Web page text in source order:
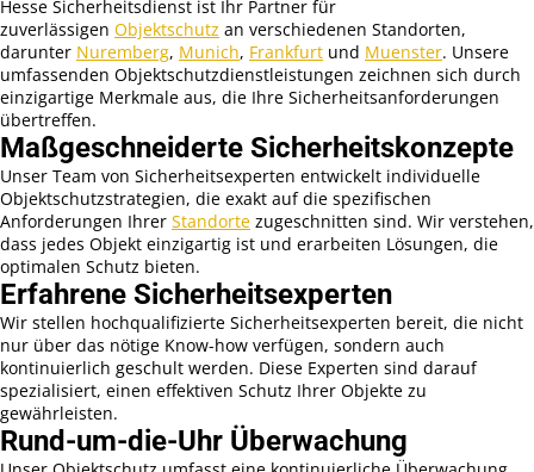
Hesse Sicherheitsdienst ist Ihr Partner für
zuverlässigen Objektschutz an verschiedenen Standorten,
darunter Nuremberg, Munich, Frankfurt und Muenster. Unsere
umfassenden Objektschutzdienstleistungen zeichnen sich durch
einzigartige Merkmale aus, die Ihre Sicherheitsanforderungen
übertreffen.
Maßgeschneiderte Sicherheitskonzepte
Unser Team von Sicherheitsexperten entwickelt individuelle
Objektschutzstrategien, die exakt auf die spezifischen
Anforderungen Ihrer Standorte zugeschnitten sind. Wir verstehen,
dass jedes Objekt einzigartig ist und erarbeiten Lösungen, die
optimalen Schutz bieten.
Erfahrene Sicherheitsexperten
Wir stellen hochqualifizierte Sicherheitsexperten bereit, die nicht
nur über das nötige Know-how verfügen, sondern auch
kontinuierlich geschult werden. Diese Experten sind darauf
spezialisiert, einen effektiven Schutz Ihrer Objekte zu
gewährleisten.
Rund-um-die-Uhr Überwachung